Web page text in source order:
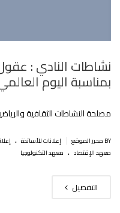
بمناسبة اليوم
مصلحة النشاطات الثقافية
BY محرر الموقع إعلانات للأساتذة .
معهد الإقتصاد . معهد التكنولوجيا
التفصيل